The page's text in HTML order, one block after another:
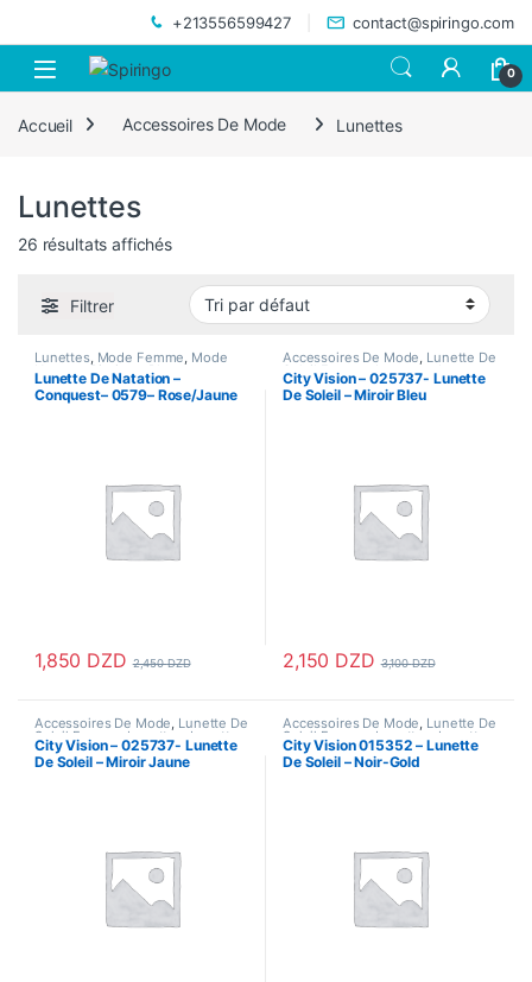
+213556599427 contact@spiringo.com
0
Accueil Accessoires De Mode Lunettes
Lunettes
26 résultats affichés
Filtrer
Lunettes, Mode Femme Mode
Homme ,Piscine - Plage et
camping ,Sport & Santé
Lunette De Natation –
Conquest– 0579– Rose/Jaune
1,850 DZD 2,450DZD
Accessoires De Mode Lunette De
Soleil Femme ,Lunettes ,
De Soleil,Lunettes De Soleil
Homme
City Vision – 025737- Lunette
De Soleil – Miroir Bleu
2,150 DZD 3,100DZD
Accessoires De Mode, Lunette De
Soleil Femme ,Lunettes ,Lunettes
De Soleil,Lunettes De Soleil
Homme
City Vision – 025737- Lunette
De Soleil – Miroir Jaune
Accessoires De Mode, Lunette De
Soleil Femme ,Lunettes Lunettes
De Soleil,Lunettes De Soleil
Homme
City Vision 015352 – Lunette
De Soleil – Noir-Gold